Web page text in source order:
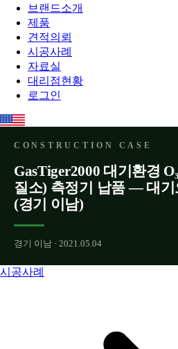
브랜드소개
제품
견적의뢰
시공사례
자료실
대리점현황
로그인
CONSTRUCTION CASE
GasTiger2000 대기환경
질소) 측정기 납품 — 대기
(경기 이남)
경기 이남 · 2021.05.04
시공사례